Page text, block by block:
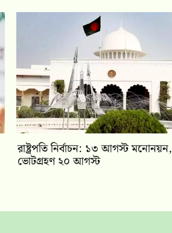
রাষ্ট্রপতি নির্বাচন: ১৩ আগস্ট মনোনয়ন,
ভোটগ্রহণ ২০ আগস্ট